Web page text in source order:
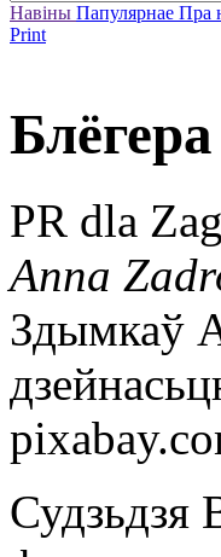
Навіны Папулярнае Пра
Print
PR dla
Anna
Здымкаў
Судзьдзя